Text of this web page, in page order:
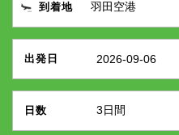
到着地
出発日 2026-09-06
日数